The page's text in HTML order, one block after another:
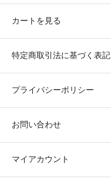
カートを見る
特定商取引法に基づく表記
プライバシーポリシー
お問い合わせ
マイアカウント